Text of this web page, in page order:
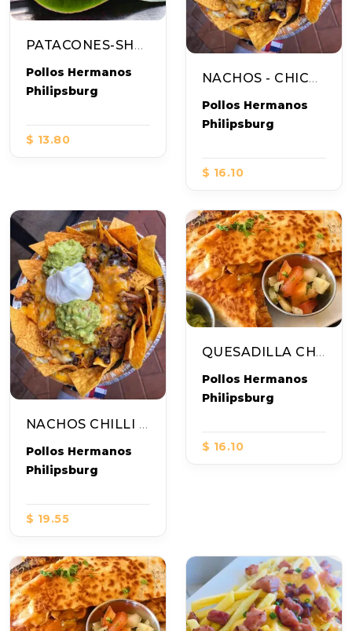
PATACONES-SHRIMP
Pollos Hermanos
Philipsburg
$ 13.80
NACHOS - CHICKEN
Pollos Hermanos
Philipsburg
$ 16.10
NACHOS CHILLI CON CARNE
Pollos Hermanos
Philipsburg
$ 19.55
QUESADILLA CHICKEN
Pollos Hermanos
Philipsburg
$ 16.10